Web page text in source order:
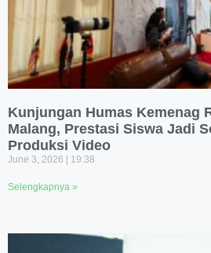
Kunjungan Humas Kemenag
Malang, Prestasi Siswa Jadi
Produksi Video
June 3, 2026 19:38
Selengkapnya »